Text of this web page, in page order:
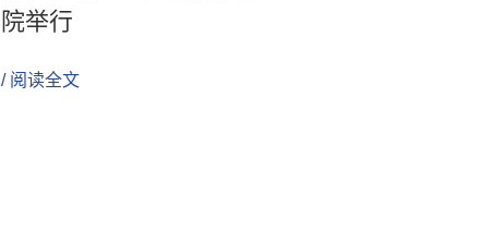
院举行
/ 阅读全文